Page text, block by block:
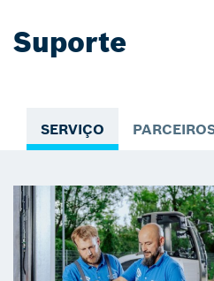
Suporte
SERVIÇO